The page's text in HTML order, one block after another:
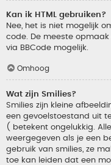
Kan ik HTML gebruiken?
Nee, het is niet mogelijk
code. De meeste opmaak
via BBCode mogelijk.
Omhoog
Wat zijn Smilies?
Smilies zijn kleine
een gevoelstoestand uit
( betekent ongelukkig.
weergegeven als je een
gebruik van smilies, ze
toe kan leiden dat een